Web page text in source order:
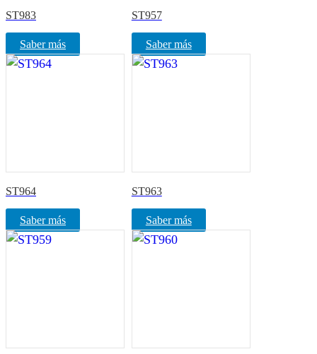
ST983
Saber más
ST957
Saber más
ST964
Saber más
ST963
Saber más